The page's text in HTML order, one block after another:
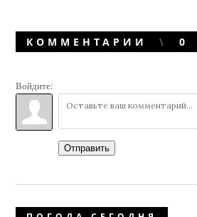
КОММЕНТАРИИ 0
Войдите:
Отправить